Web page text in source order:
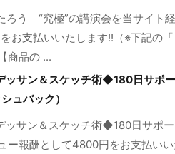
ろう “究極”の講演会を当サイト
お支払いいたします!!（※下記の
商品の ...
サン＆スケッチ術◆180日サポ
ュバック）
サン＆スケッチ術◆180日サポ
ー報酬として4800円をお支払い